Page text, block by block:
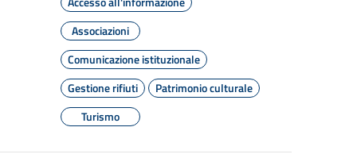
Associazioni
Comunicazione istituzionale
Gestione rifiuti
Patrimonio culturale
Turismo